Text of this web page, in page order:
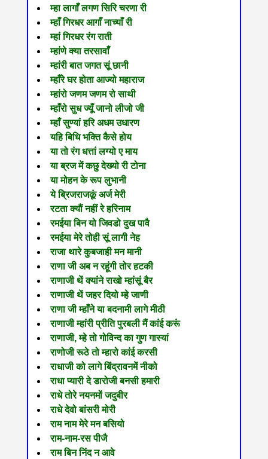
म्हा लागाँ लगण सिरि चरणा री
म्हाँ गिरधर आगाँ नाच्याँ री
म्हां गिरधर रंग राती
म्हांणे क्या तरसावाँ
म्हांरी बात जगत सूं छानी
म्हाँरे घर होता आज्यो महाराज
म्हांरो जणम जणम रो साथी
म्हाँरो सुध ज्यूँ जानो लीजो जी
म्हाँ सुण्यां हरि अधम उधारण
यहि बिधि भक्ति कैसे होय
या तो रंग धत्तां लग्यो ए माय
या ब्रज में कछु देख्यो री टोना
या मोहन के रूप लुभानी
ये ब्रिजराजकूं अर्ज मेरी
रटता क्यौं नहीं रे हरिनाम
रमईया बिन यो जिवडो दुख पावै
रमईया मेरे तोही सूं लागी नेह
राजा थारे कुबजाही मन मानी
राणा जी अब न रहूंगी तोर हटकी
राणाजी थें क्यांने राखो म्हांसूं बैर
राणाजी थें जहर दियो म्हे जाणी
राणा जी म्हाँने या बदनामी लागे मीठी
राणाजी म्हांरी प्रीति पुरबली मैं कांई करूं
राणाजी, म्हे तो गोविन्द का गुण गास्यां
राणोजी रूठे तो म्हारो कांई करसी
राधाजी को लागे बिंद्रावनमें नीको
राधा प्यारी दे डारोजी बनसी हमारी
राधे तोरे नयनमों जदुबीर
राधे देवो बांसरी मोरी
राम नाम मेरे मन बसियो
राम-नाम-रस पीजै
राम बिन निंद न आवे